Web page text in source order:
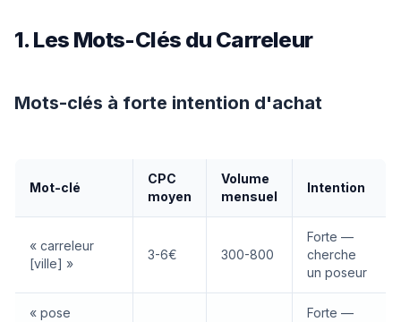
1. Les Mots-Clés du Carreleur
Mots-clés à forte intention d'achat
Mot-clé
CPC
moyen
Volume
mensuel
Intention
« carreleur
[ville] »
3-6€ 300-800
Forte —
cherche
un poseur
« pose
Forte —